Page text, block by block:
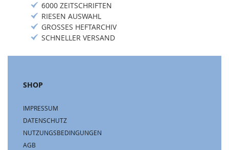
6000 ZEITSCHRIFTEN
RIESEN AUSWAHL
GROSSES HEFTARCHIV
SCHNELLER VERSAND
SHOP
IMPRESSUM
DATENSCHUTZ
NUTZUNGSBEDINGUNGEN
AGB